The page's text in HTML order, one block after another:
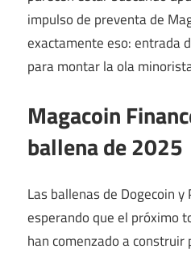
impulso de preventa de
exactamente eso: entrada
para montar la ola
Magacoin
ballena de 2025
Las ballenas de Dogecoin
esperando que el próximo
han comenzado a construir